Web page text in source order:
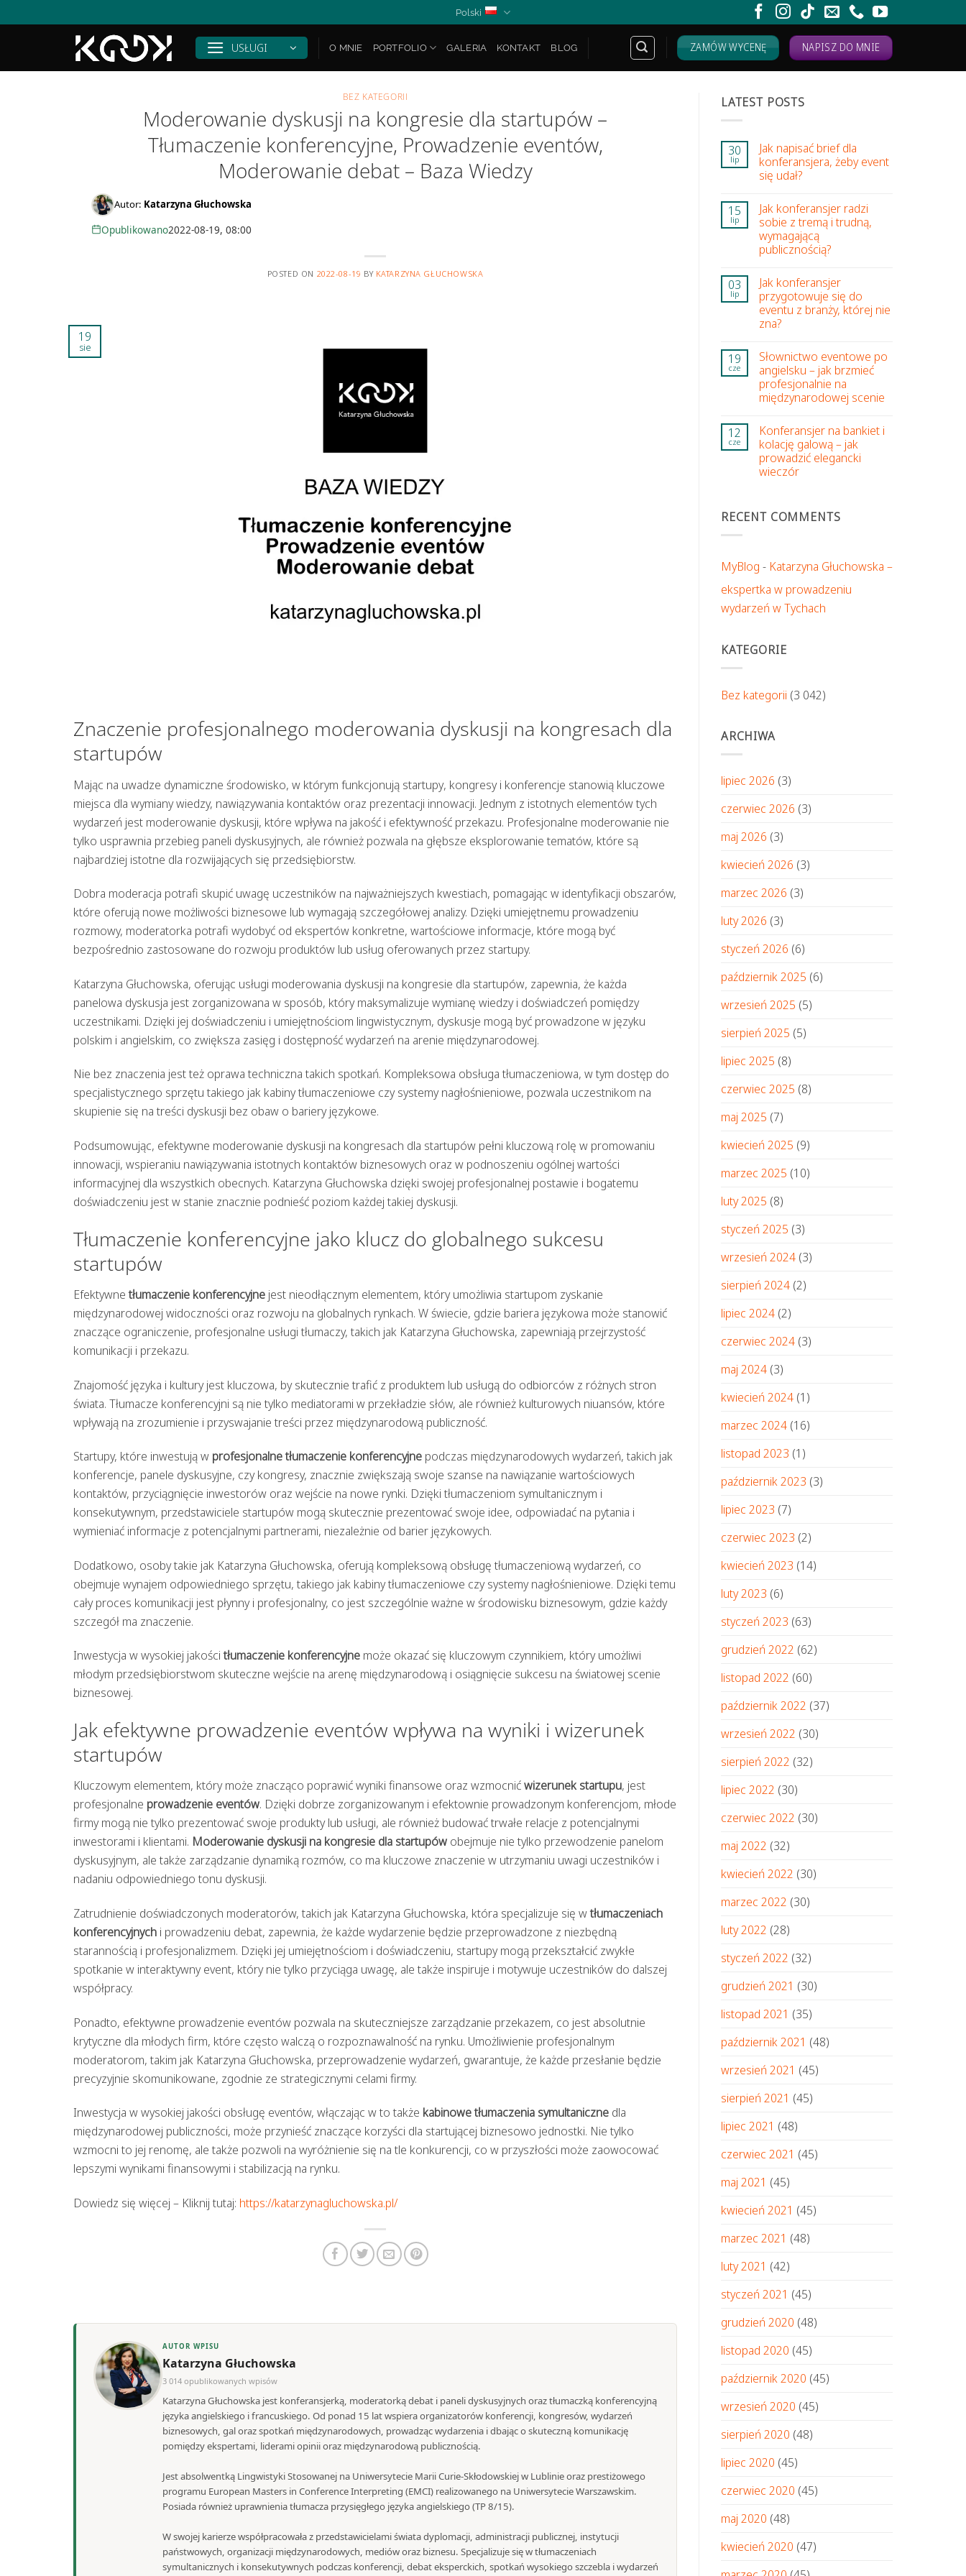
to
Polski
USŁUGI O MNIE PORTFOLIO GALERIA KONTAKT BLOG ZAMÓW WYCENĘ NAPISZ DO MNIE
BEZ KATEGORII
Moderowanie dyskusji na kongresie dla startupów –
Tłumaczenie konferencyjne, Prowadzenie eventów,
Moderowanie debat – Baza Wiedzy
Autor: Katarzyna Głuchowska
Opublikowano2022-08-19, 08:00
POSTED ON 2022-08-19 BY KATARZYNA GŁUCHOWSKA
19
sie
Znaczenie profesjonalnego moderowania dyskusji na kongresach dla
startupów
Mając na uwadze dynamiczne środowisko, w którym funkcjonują startupy, kongresy i konferencje stanowią kluczowe
miejsca dla wymiany wiedzy, nawiązywania kontaktów oraz prezentacji innowacji. Jednym z istotnych elementów tych
wydarzeń jest moderowanie dyskusji, które wpływa na jakość i efektywność przekazu. Profesjonalne moderowanie nie
tylko usprawnia przebieg paneli dyskusyjnych, ale również pozwala na głębsze eksplorowanie tematów, które są
najbardziej istotne dla rozwijających się przedsiębiorstw.
Dobra moderacja potrafi skupić uwagę uczestników na najważniejszych kwestiach, pomagając w identyfikacji obszarów,
które oferują nowe możliwości biznesowe lub wymagają szczegółowej analizy. Dzięki umiejętnemu prowadzeniu
rozmowy, moderatorka potrafi wydobyć od ekspertów konkretne, wartościowe informacje, które mogą być
bezpośrednio zastosowane do rozwoju produktów lub usług oferowanych przez startupy.
Katarzyna Głuchowska, oferując usługi moderowania dyskusji na kongresie dla startupów, zapewnia, że każda
panelowa dyskusja jest zorganizowana w sposób, który maksymalizuje wymianę wiedzy i doświadczeń pomiędzy
uczestnikami. Dzięki jej doświadczeniu i umiejętnościom lingwistycznym, dyskusje mogą być prowadzone w języku
polskim i angielskim, co zwiększa zasięg i dostępność wydarzeń na arenie międzynarodowej.
Nie bez znaczenia jest też oprawa techniczna takich spotkań. Kompleksowa obsługa tłumaczeniowa, w tym dostęp do
specjalistycznego sprzętu takiego jak kabiny tłumaczeniowe czy systemy nagłośnieniowe, pozwala uczestnikom na
skupienie się na treści dyskusji bez obaw o bariery językowe.
Podsumowując, efektywne moderowanie dyskusji na kongresach dla startupów pełni kluczową rolę w promowaniu
innowacji, wspieraniu nawiązywania istotnych kontaktów biznesowych oraz w podnoszeniu ogólnej wartości
informacyjnej dla wszystkich obecnych. Katarzyna Głuchowska dzięki swojej profesjonalnej postawie i bogatemu
doświadczeniu jest w stanie znacznie podnieść poziom każdej takiej dyskusji.
Tłumaczenie konferencyjne jako klucz do globalnego sukcesu
startupów
Efektywnetłumaczenie konferencyjne jest nieodłącznym elementem, który umożliwia startupom zyskanie
międzynarodowej widoczności oraz rozwoju na globalnych rynkach. W świecie, gdzie bariera językowa może stanowić
znaczące ograniczenie, profesjonalne usługi tłumaczy, takich jak Katarzyna Głuchowska, zapewniają przejrzystość
komunikacji i przekazu.
Znajomość języka i kultury jest kluczowa, by skutecznie trafić z produktem lub usługą do odbiorców z różnych stron
świata. Tłumacze konferencyjni są nie tylko mediatorami w przekładzie słów, ale również kulturowych niuansów, które
wpływają na zrozumienie i przyswajanie treści przez międzynarodową publiczność.
Startupy, które inwestują w profesjonalne tłumaczenie konferencyjne podczas międzynarodowych wydarzeń, takich jak
konferencje, panele dyskusyjne, czy kongresy, znacznie zwiększają swoje szanse na nawiązanie wartościowych
kontaktów, przyciągnięcie inwestorów oraz wejście na nowe rynki. Dzięki tłumaczeniom symultanicznym i
konsekutywnym, przedstawiciele startupów mogą skutecznie prezentować swoje idee, odpowiadać na pytania i
wymieniać informacje z potencjalnymi partnerami, niezależnie od barier językowych.
Dodatkowo, osoby takie jak Katarzyna Głuchowska, oferują kompleksową obsługę tłumaczeniową wydarzeń, co
obejmuje wynajem odpowiedniego sprzętu, takiego jak kabiny tłumaczeniowe czy systemy nagłośnieniowe. Dzięki temu
cały proces komunikacji jest płynny i profesjonalny, co jest szczególnie ważne w środowisku biznesowym, gdzie każdy
szczegół ma znaczenie.
Inwestycja w wysokiej jakościtłumaczenie konferencyjne może okazać się kluczowym czynnikiem, który umożliwi
młodym przedsiębiorstwom skuteczne wejście na arenę międzynarodową i osiągnięcie sukcesu na światowej scenie
biznesowej.
Jak efektywne prowadzenie eventów wpływa na wyniki i wizerunek
startupów
Kluczowym elementem, który może znacząco poprawić wyniki finansowe oraz wzmocnićwizerunek startupu, jest
profesjonalne prowadzenie eventów. Dzięki dobrze zorganizowanym i efektownie prowadzonym konferencjom, młode
firmy mogą nie tylko prezentować swoje produkty lub usługi, ale również budować trwałe relacje z potencjalnymi
inwestorami i klientami. Moderowanie dyskusji na kongresie dla startupów obejmuje nie tylko przewodzenie panelom
dyskusyjnym, ale także zarządzanie dynamiką rozmów, co ma kluczowe znaczenie w utrzymaniu uwagi uczestników i
nadaniu odpowiedniego tonu dyskusji.
Zatrudnienie doświadczonych moderatorów, takich jak Katarzyna Głuchowska, która specjalizuje się wtłumaczeniach
konferencyjnych i prowadzeniu debat, zapewnia, że każde wydarzenie będzie przeprowadzone z niezbędną
starannością i profesjonalizmem. Dzięki jej umiejętnościom i doświadczeniu, startupy mogą przekształcić zwykłe
spotkanie w interaktywny event, który nie tylko przyciąga uwagę, ale także inspiruje i motywuje uczestników do dalszej
współpracy.
Ponadto, efektywne prowadzenie eventów pozwala na skuteczniejsze zarządzanie przekazem, co jest absolutnie
krytyczne dla młodych firm, które często walczą o rozpoznawalność na rynku. Umożliwienie profesjonalnym
moderatorom, takim jak Katarzyna Głuchowska, przeprowadzenie wydarzeń, gwarantuje, że każde przesłanie będzie
precyzyjnie skomunikowane, zgodnie ze strategicznymi celami firmy.
Inwestycja w wysokiej jakości obsługę eventów, włączając w to także kabinowe tłumaczenia symultaniczne dla
międzynarodowej publiczności, może przynieść znaczące korzyści dla startującej biznesowo jednostki. Nie tylko
wzmocni to jej renomę, ale także pozwoli na wyróżnienie się na tle konkurencji, co w przyszłości może zaowocować
lepszymi wynikami finansowymi i stabilizacją na rynku.
Dowiedz się więcej – Kliknij tutaj: https://katarzynagluchowska.pl/
AUTOR WPISU
Katarzyna Głuchowska
3 014 opublikowanych wpisów
Katarzyna Głuchowska jest konferansjerką, moderatorką debat i paneli dyskusyjnych oraz tłumaczką konferencyjną
języka angielskiego i francuskiego. Od ponad 15 lat wspiera organizatorów konferencji, kongresów, wydarzeń
biznesowych, gal oraz spotkań międzynarodowych, prowadząc wydarzenia i dbając o skuteczną komunikację
pomiędzy ekspertami, liderami opinii oraz międzynarodową publicznością.
Jest absolwentką Lingwistyki Stosowanej na Uniwersytecie Marii Curie-Skłodowskiej w Lublinie oraz prestiżowego
programu European Masters in Conference Interpreting (EMCI) realizowanego na Uniwersytecie Warszawskim.
Posiada również uprawnienia tłumacza przysięgłego języka angielskiego (TP 8/15).
W swojej karierze współpracowała z przedstawicielami świata dyplomacji, administracji publicznej, instytucji
państwowych, organizacji międzynarodowych, mediów oraz biznesu. Specjalizuje się w tłumaczeniach
symultanicznych i konsekutywnych podczas konferencji, debat eksperckich, spotkań wysokiego szczebla i wydarzeń
LATEST POSTS
30
lip
Jak napisać brief dla
konferansjera, żeby event
się udał?
15
lip
Jak konferansjer radzi
sobie z tremą i trudną,
wymagającą
publicznością?
03
lip
Jak konferansjer
przygotowuje się do
eventu z branży, której nie
zna?
19
cze
Słownictwo eventowe po
angielsku – jak brzmieć
profesjonalnie na
międzynarodowej scenie
12
cze
Konferansjer na bankiet i
kolację galową – jak
prowadzić elegancki
wieczór
RECENT COMMENTS
MyBlog - Katarzyna Głuchowska –
ekspertka w prowadzeniu
wydarzeń w Tychach
KATEGORIE
Bez kategorii (3 042)
ARCHIWA
lipiec 2026 (3)
czerwiec 2026 (3)
maj 2026 (3)
kwiecień 2026 (3)
marzec 2026 (3)
luty 2026 (3)
styczeń 2026 (6)
październik 2025 (6)
wrzesień 2025 (5)
sierpień 2025 (5)
lipiec 2025 (8)
czerwiec 2025 (8)
maj 2025 (7)
kwiecień 2025 (9)
marzec 2025 (10)
luty 2025 (8)
styczeń 2025 (3)
wrzesień 2024 (3)
sierpień 2024 (2)
lipiec 2024 (2)
czerwiec 2024 (3)
maj 2024 (3)
kwiecień 2024 (1)
marzec 2024 (16)
listopad 2023 (1)
październik 2023 (3)
lipiec 2023 (7)
czerwiec 2023 (2)
kwiecień 2023 (14)
luty 2023 (6)
styczeń 2023 (63)
grudzień 2022 (62)
listopad 2022 (60)
październik 2022 (37)
wrzesień 2022 (30)
sierpień 2022 (32)
lipiec 2022 (30)
czerwiec 2022 (30)
maj 2022 (32)
kwiecień 2022 (30)
marzec 2022 (30)
luty 2022 (28)
styczeń 2022 (32)
grudzień 2021 (30)
listopad 2021 (35)
październik 2021 (48)
wrzesień 2021 (45)
sierpień 2021 (45)
lipiec 2021 (48)
czerwiec 2021 (45)
maj 2021 (45)
kwiecień 2021 (45)
marzec 2021 (48)
luty 2021 (42)
styczeń 2021 (45)
grudzień 2020 (48)
listopad 2020 (45)
październik 2020 (45)
wrzesień 2020 (45)
sierpień 2020 (48)
lipiec 2020 (45)
czerwiec 2020 (45)
maj 2020 (48)
kwiecień 2020 (47)